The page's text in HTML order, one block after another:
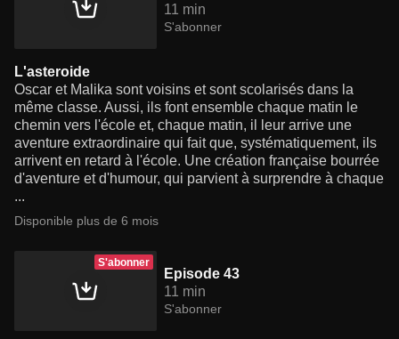
11 min
S'abonner
L'asteroide
Oscar et Malika sont voisins et sont scolarisés dans la
même classe. Aussi, ils font ensemble chaque matin le
chemin vers l'école et, chaque matin, il leur arrive une
aventure extraordinaire qui fait que, systématiquement, ils
arrivent en retard à l'école. Une création française bourrée
d'aventure et d'humour, qui parvient à surprendre à chaque
...
Disponible plus de 6 mois
S'abonner
Episode 43
11 min
S'abonner